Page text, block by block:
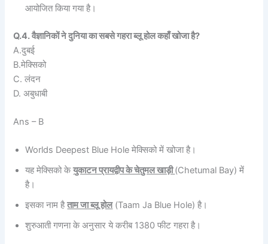
आयोजित किया गया है।
Q.4. वैज्ञानिकों ने दुनिया का सबसे गहरा ब्लू होल कहाँ खोजा है?
A.दुबई
B.मेक्सिको
C. लंदन
D. अबुधाबी
Ans – B
Worlds Deepest Blue Hole मेक्सिको में खोजा है।
यह मेक्सिको केयुकाटन प्रायद्वीप के चेतुमल खाड़ी(Chetumal Bay) में
है।
इसका नाम हैताम जा ब्लू होल(Taam Ja Blue Hole) है।
शुरुआती गणना के अनुसार ये करीब 1380 फीट गहरा है।